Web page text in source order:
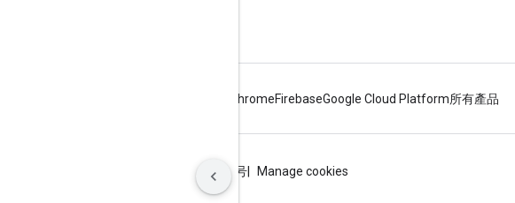
ChromeFirebaseGoogle Cloud Platform所有產品
ICP证合字B2-20070004号 Manage cookies